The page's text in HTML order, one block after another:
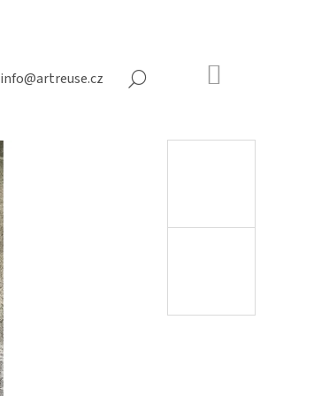
info@artreuse.cz HLEDAT
Následující